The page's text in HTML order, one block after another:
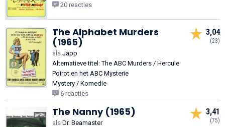
20 reacties
The Alphabet Murders
(1965)
als Japp
Alternatieve titel: The ABC Murders / Hercule
Poirot en het ABC Mysterie
Mystery / Komedie
6 reacties
3,04
(23)
The Nanny (1965)
als Dr. Beamaster
3,41
(75)